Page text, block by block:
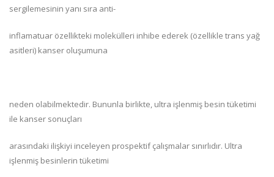
sergilemesinin yanı sıra anti-
inflamatuar özellikteki molekülleri inhibe ederek (özellikle trans yağ
asitleri) kanser oluşumuna
neden olabilmektedir. Bununla birlikte, ultra işlenmiş besin tüketimi
ile kanser sonuçları
arasındaki ilişkiyi inceleyen prospektif çalışmalar sınırlıdır. Ultra
işlenmiş besinlerin tüketimi